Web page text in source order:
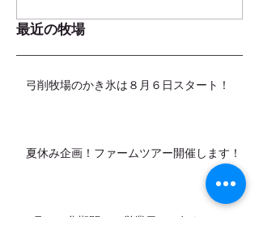
最近の牧場
弓削牧場のかき氷は８月６日スタート！
夏休み企画！ファームツアー開催します！
8月（お盆期間）の営業日のお知らせ